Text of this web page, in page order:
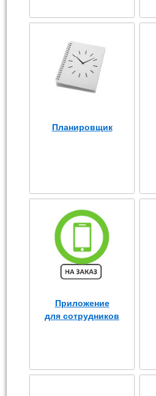
Планировщик
Приложение
для сотрудников